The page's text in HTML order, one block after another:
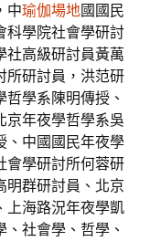
中瑜伽場地國國民
科學院社會學研討
社高級研討員黃萬
所研討員，洪范研
學系陳明傳授、
京年夜學哲學系吳
、中國國民年夜學
會學研討所何蓉研
明群研討員、北京
上海路況年夜學凱
社會學、哲學、